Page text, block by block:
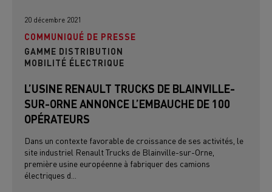
20 décembre 2021
COMMUNIQUÉ DE PRESSE
GAMME DISTRIBUTION
MOBILITÉ ÉLECTRIQUE
L’USINE RENAULT TRUCKS DE BLAINVILLE-
SUR-ORNE ANNONCE L’EMBAUCHE DE 100
OPÉRATEURS
Dans un contexte favorable de croissance de ses activités, le
site industriel Renault Trucks de Blainville-sur-Orne,
première usine européenne à fabriquer des camions
électriques d...